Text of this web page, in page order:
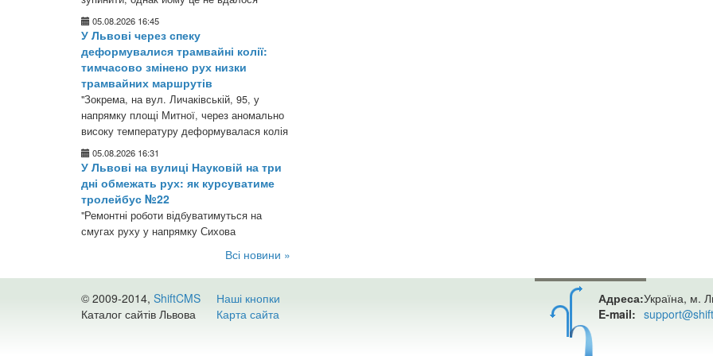
05.08.2026 16:45
У Львові через спеку
деформувалися трамвайні колії:
тимчасово змінено рух низки
трамвайних маршрутів
"Зокрема, на вул. Личаківській, 95, у
напрямку площі Митної, через аномально
високу температуру деформувалася колія
05.08.2026 16:31
У Львові на вулиці Науковій на три
дні обмежать рух: як курсуватиме
тролейбус №22
"Ремонтні роботи відбуватимуться на
смугах руху у напрямку Сихова
Всі новини »
© 2009-2014, ShiftCMS
Каталог сайтів Львова
Наші кнопки
Карта сайта
Адреса:Україна, м.
E-mail: